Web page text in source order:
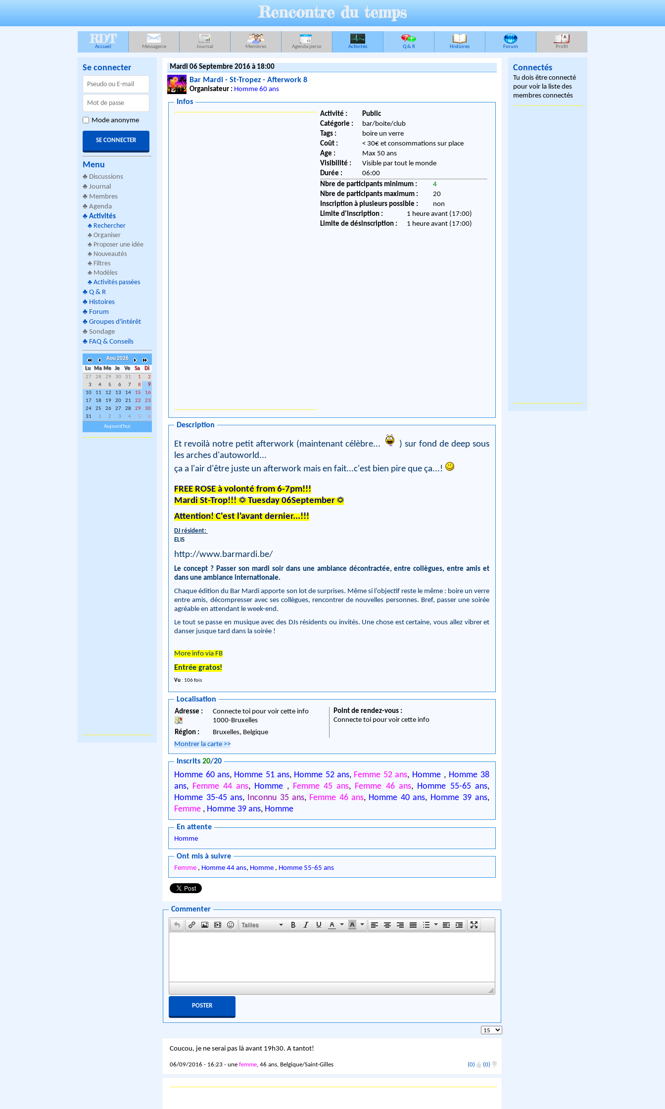
Rencontre du temps
RDT
Accueil Messagerie Journal Membres Agenda perso Activités Q & R Histoires Forum Profil
Se connecter
Mode anonyme
Menu
♣ Discussions
♣ Journal
♣ Membres
♣ Agenda
♣ Activités
♣ Rechercher
♣ Organiser
♣ Proposer une idée
♣ Nouveautés
♣ Filtres
♣ Modèles
♣ Activités passées
♣ Q & R
♣ Histoires
♣ Forum
♣ Groupes d'intérêt
♣ Sondage
♣ FAQ & Conseils
Aou 2026
Lu
Ma Me Je Ve Sa
Di
27
28 29 30 31 1
2
3
4 5 6 7 8
9
10
11 12 13 14 15
16
17
18 19 20 21 22
23
24
25 26 27 28 29
30
31
1 2 3 4 5
6
Aujourd'hui
Mardi 06 Septembre 2016 à 18:00
Bar Mardi - St-Tropez - Afterwork 8
Organisateur : Homme 60 ans
Infos
Activité :
Public
Catégorie :
bar/boite/club
Tags :
boire un verre
Coût :
< 30€ et consommations sur place
Age :
Max 50 ans
Visibilité :
Visible par tout le monde
Durée :
06:00
Nbre de participants minimum :
4
Nbre de participants maximum :
20
Inscription à plusieurs possible :
non
Limite d'inscription :
1 heure avant (17:00)
Limite de désinscription :
1 heure avant (17:00)
Description
Et revoilà notre petit afterwork (maintenant célèbre...
les arches d'autoworld...
ça a l'air d'être juste un afterwork mais en fait...c'est bien pire que ça...!
FREE ROSE à volonté from 6-7pm!!!
Mardi St-Trop!!!☼ Tuesday 06September☼
Attention! C'est l'avant dernier...!!!
DJ résident:
ELIS
http://www.barmardi.be/
Le concept ? Passer son mardi soir dans une ambiance décontractée, entre collègues, entre amis et
dans une ambiance internationale.
Chaque édition du Bar Mardi apporte son lot de surprises. Même si l’objectif reste le même : boire un verre
entre amis, décompresser avec ses collègues, rencontrer de nouvelles personnes. Bref, passer une soirée
agréable en attendant le week-end.
Le tout se passe en musique avec des DJs résidents ou invités. Une chose est certaine, vous allez vibrer et
danser jusque tard dans la soirée !
More info via FB
Entrée gratos!
Vu : 106 fois
Localisation
Adresse :
Connecte toi pour voir cette info
1000-Bruxelles
Région :
Bruxelles, Belgique
Point de rendez-vous :
Connecte toi pour voir cette info
Montrer la carte >>
Inscrits20/20
Homme 60 ans, Homme 51 ans, Homme 52 ans, Femme 52 ans, Homme , Homme 38
ans, Femme 44 ans, Homme , Femme 45 ans, Femme 46 ans, Homme 55-65 ans,
Homme 35-45 ans, Inconnu 35 ans, Femme 46 ans, Homme 40 ans, Homme 39 ans,
Femme , Homme 39 ans, Homme
En attente
Homme
Ont mis à suivre
Femme , Homme 44 ans, Homme , Homme 55-65 ans
Commenter
Tailles
Coucou, je ne serai pas là avant 19h30. A tantot!
06/09/2016 - 16:23 - une femme, 46 ans, Belgique/Saint-Gilles (0) (0)
Connectés
Tu dois être connecté
pour voir la liste des
membres connectés